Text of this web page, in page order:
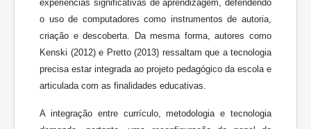
experiências significativas de aprendizagem, defendendo
o uso de computadores como instrumentos de autoria,
criação e descoberta. Da mesma forma, autores como
Kenski (2012) e Pretto (2013) ressaltam que a tecnologia
precisa estar integrada ao projeto pedagógico da escola e
articulada com as finalidades educativas.
A integração entre currículo, metodologia e tecnologia